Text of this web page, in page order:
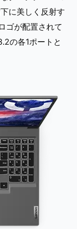
に美しく反射す
ゴが配置されて
の各1ポートと